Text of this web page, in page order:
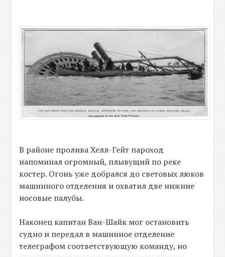
В районе пролива Хелл-Гейт пароход
напоминал огромный, плывущий по реке
костер. Огонь уже добрался до световых люков
машинного отделения и охватил две нижние
носовые палубы.
Наконец капитан Ван-Шайк мог остановить
судно и передал в машинное отделение
телеграфом соответствующую команду, но